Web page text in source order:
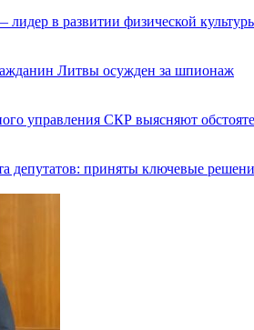
в развитии физической
Литвы осужден за шпионаж
управления СКР выясняют
депутатов: приняты ключевые